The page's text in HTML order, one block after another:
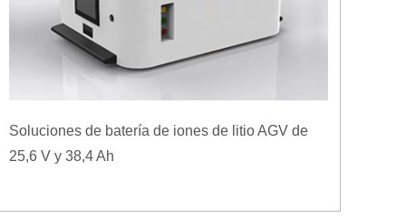
Soluciones de batería de iones de litio AGV de
25,6 V y 38,4 Ah